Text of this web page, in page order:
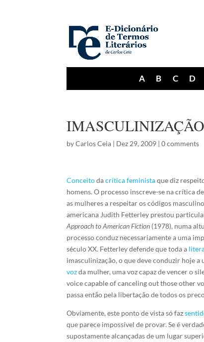
A B C D
byCarlos Ceia | Dez 29, 2009 |0 comments
Conceitodacrítica feministaque diz
homens. O processo inscreve-se na crítica
as mulheres a respeitar os códigos
americana Judith Fetterley prestou
Approach to American Fiction (1978), numa
processo conduz necessariamente a uma
século XX. Fetterley defende que toda a
imasculinização, o que deve conduzir hoje
vozda mulher, uma voz capaz de vencer o
voice capable of canceling out those other
passa então pela libertação de todos os
Obviamente, este ponto de vista só faz
que parece impossível de provar. Se é
supostamente alcançadas de um lugar